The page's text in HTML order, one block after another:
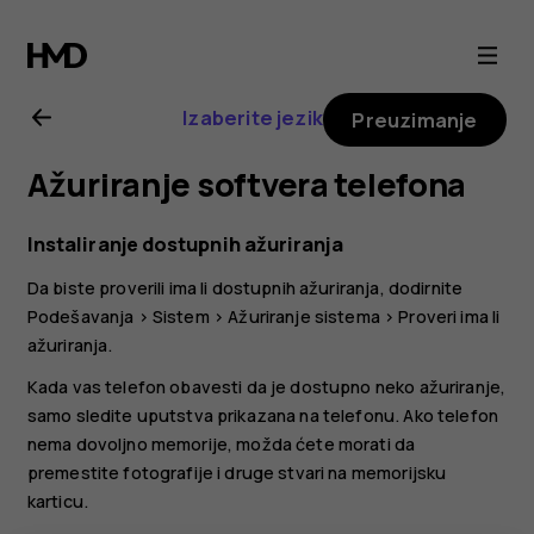
Uputstvo
za
korisnike
telefona
Nokia
C22
Izaberite jezik Preuzimanje
Ažuriranje softvera telefona
Instaliranje dostupnih ažuriranja
Da biste proverili ima li dostupnih ažuriranja, dodirnite
Podešavanja > Sistem >Ažuriranje sistema >Proveri ima li
ažuriranja.
Kada vas telefon obavesti da je dostupno neko ažuriranje,
samo sledite uputstva prikazana na telefonu. Ako telefon
nema dovoljno memorije, možda ćete morati da
premestite fotografije i druge stvari na memorijsku
karticu.